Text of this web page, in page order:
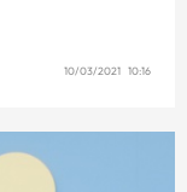
10/03/2021 10:16